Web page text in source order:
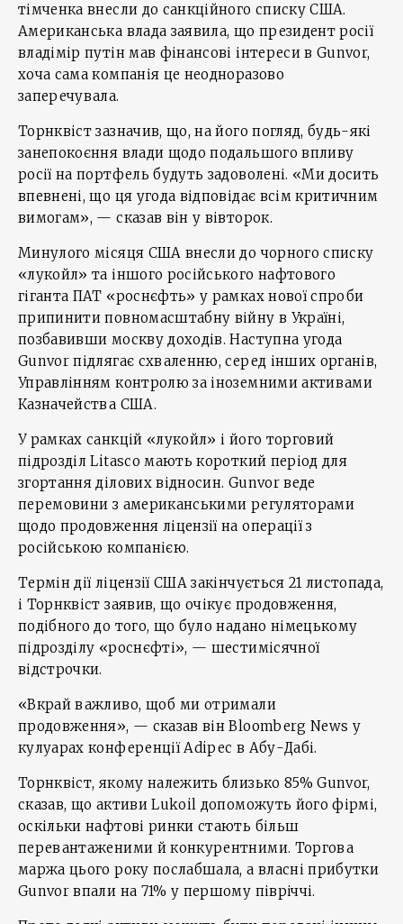
тімченка внесли до санкційного списку США.
Американська влада заявила, що президент росії
владімір путін мав фінансові інтереси в Gunvor,
хоча сама компанія це неодноразово
заперечувала.
Торнквіст зазначив, що, на його погляд, будь-які
занепокоєння влади щодо подальшого впливу
росії на портфель будуть задоволені. «Ми досить
впевнені, що ця угода відповідає всім критичним
вимогам», — сказав він у вівторок.
Минулого місяця США внесли до чорного списку
«лукойл» та іншого російського нафтового
гіганта ПАТ «роснєфть» у рамках нової спроби
припинити повномасштабну війну в Україні,
позбавивши москву доходів. Наступна угода
Gunvor підлягає схваленню, серед інших органів,
Управлінням контролю за іноземними активами
Казначейства США.
У рамках санкцій «лукойл» і його торговий
підрозділ Litasco мають короткий період для
згортання ділових відносин. Gunvor веде
перемовини з американськими регуляторами
щодо продовження ліцензії на операції з
російською компанією.
Термін дії ліцензії США закінчується 21 листопада,
і Торнквіст заявив, що очікує продовження,
подібного до того, що було надано німецькому
підрозділу «роснєфті», — шестимісячної
відстрочки.
«Вкрай важливо, щоб ми отримали
продовження», — сказав він Bloomberg News у
кулуарах конференції Adipec в Абу-Дабі.
Торнквіст, якому належить близько 85% Gunvor,
сказав, що активи Lukoil допоможуть його фірмі,
оскільки нафтові ринки стають більш
перевантаженими й конкурентними. Торгова
маржа цього року послабшала, а власні прибутки
Gunvor впали на 71% у першому півріччі.